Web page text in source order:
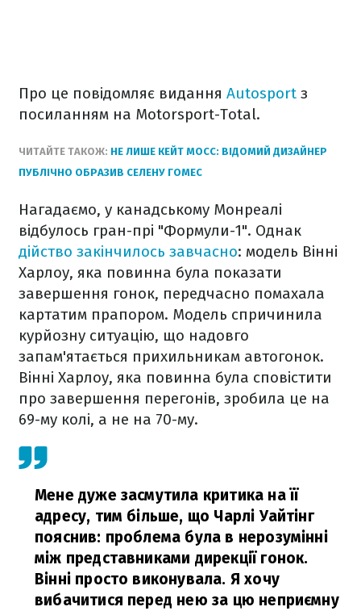
Про це повідомляє видання Autosport з
посиланням на Motorsport-Total.
ЧИТАЙТЕ ТАКОЖ: НЕ ЛИШЕ КЕЙТ МОСС: ВІДОМИЙ ДИЗАЙНЕР
ПУБЛІЧНО ОБРАЗИВ СЕЛЕНУ ГОМЕС
Нагадаємо, у канадському Монреалі
відбулось гран-прі "Формули-1". Однак
дійство закінчилось завчасно: модель Вінні
Харлоу, яка повинна була показати
завершення гонок, передчасно помахала
картатим прапором. Модель спричинила
курйозну ситуацію, що надовго
запам'ятається прихильникам автогонок.
Вінні Харлоу, яка повинна була сповістити
про завершення перегонів, зробила це на
69-му колі, а не на 70-му.
Мене дуже засмутила критика на її
адресу, тим більше, що Чарлі Уайтінг
пояснив: проблема була в нерозумінні
між представниками дирекції гонок.
Вінні просто виконувала. Я хочу
вибачитися перед нею за цю неприємну